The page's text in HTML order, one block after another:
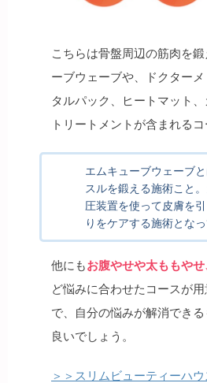
こちらは骨盤周辺の筋肉を
ーブウェーブや、ドクター
タルパック、ヒートマット
トリートメントが含まれるコ
エムキューブウェーブ
スルを鍛える施術こと
圧装置を使って皮膚を
りをケアする施術となっ
他にもお腹やせや太ももや
ど悩みに合わせたコースが
で、自分の悩みが解消でき
良いでしょう。
＞＞スリムビューティーハ